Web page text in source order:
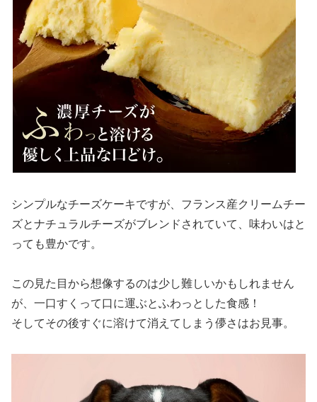
シンプルなチーズケーキですが、 フランス産クリームチー
ズとナチュラルチーズがブレンドされていて、味わいはと
っても豊かです。
この見た目から想像するのは少し難しいかもしれません
が、一口すくって口に運ぶとふわっとした食感！
そしてその後すぐに溶けて消えてしまう儚さはお見事。